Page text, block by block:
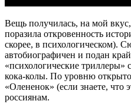
Вещь получилась, на мой
поразила откровенность
скорее, в психологическом).
автобиографичен и подан
«психологические триллеры»
кока-колы. По уровню
«Олененок» (если знаете, что
россиянам.